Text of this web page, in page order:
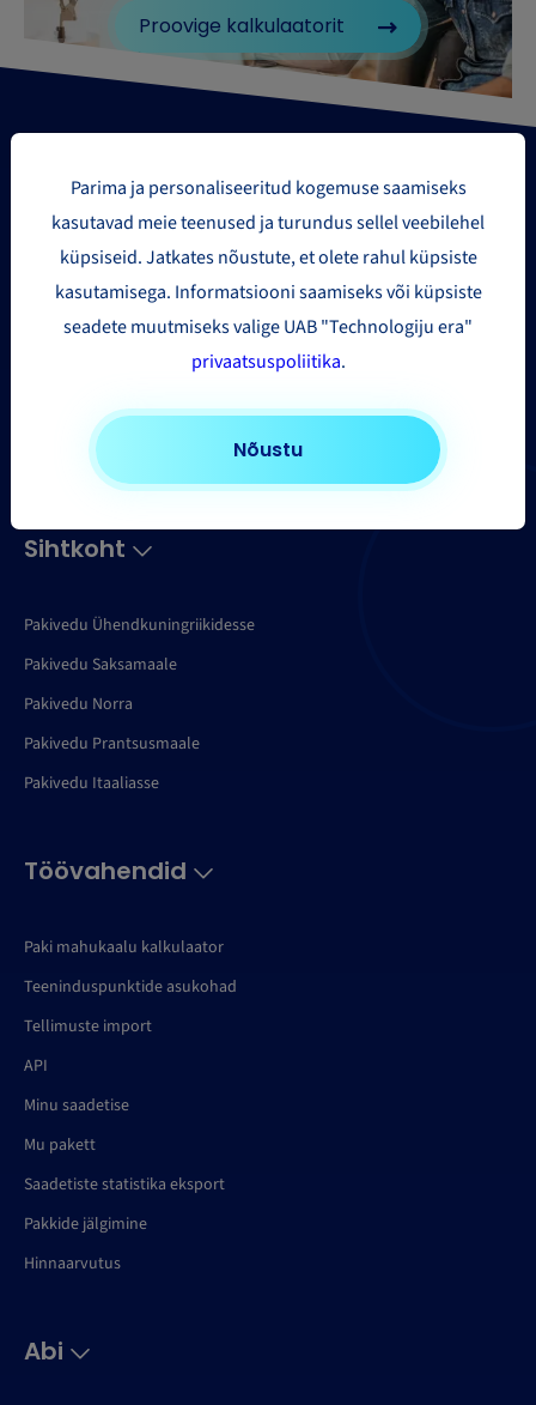
Proovige kalkulaatorit
Paki saatmise piirkonnad
Aasia ja Kaug-Ida
Muudesse riikidesse
Sihtkoht
Pakivedu Ühendkuningriikidesse
Pakivedu Saksamaale
Pakivedu Norra
Pakivedu Prantsusmaale
Pakivedu Itaaliasse
Töövahendid
Paki mahukaalu kalkulaator
Teeninduspunktide asukohad
Tellimuste import
API
Minu saadetise
Mu pakett
Saadetiste statistika eksport
Pakkide jälgimine
Hinnaarvutus
Abi
Parima ja personaliseeritud kogemuse saamiseks
kasutavad meie teenused ja turundus sellel veebilehel
küpsiseid. Jatkates nõustute, et olete rahul küpsiste
kasutamisega. Informatsiooni saamiseks või küpsiste
seadete muutmiseks valige UAB "Technologiju era"
privaatsuspoliitika.
Nõustu